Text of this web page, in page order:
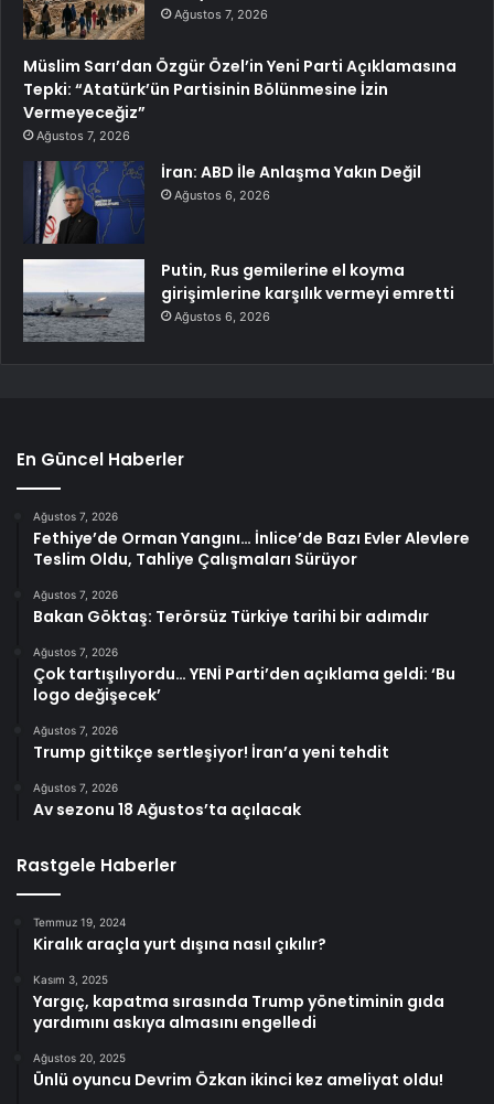
Ağustos 7, 2026
Müslim Sarı’dan Özgür Özel’in Yeni Parti Açıklamasına
Tepki: “Atatürk’ün Partisinin Bölünmesine İzin
Vermeyeceğiz”
Ağustos 7, 2026
İran: ABD İle Anlaşma Yakın Değil
Ağustos 6, 2026
Putin, Rus gemilerine el koyma
girişimlerine karşılık vermeyi emretti
Ağustos 6, 2026
En Güncel Haberler
Ağustos 7, 2026
Fethiye’de Orman Yangını… İnlice’de Bazı Evler Alevlere
Teslim Oldu, Tahliye Çalışmaları Sürüyor
Ağustos 7, 2026
Bakan Göktaş: Terörsüz Türkiye tarihi bir adımdır
Ağustos 7, 2026
Çok tartışılıyordu… YENİ Parti’den açıklama geldi: ‘Bu
logo değişecek’
Ağustos 7, 2026
Trump gittikçe sertleşiyor! İran’a yeni tehdit
Ağustos 7, 2026
Av sezonu 18 Ağustos’ta açılacak
Rastgele Haberler
Temmuz 19, 2024
Kiralık araçla yurt dışına nasıl çıkılır?
Kasım 3, 2025
Yargıç, kapatma sırasında Trump yönetiminin gıda
yardımını askıya almasını engelledi
Ağustos 20, 2025
Ünlü oyuncu Devrim Özkan ikinci kez ameliyat oldu!